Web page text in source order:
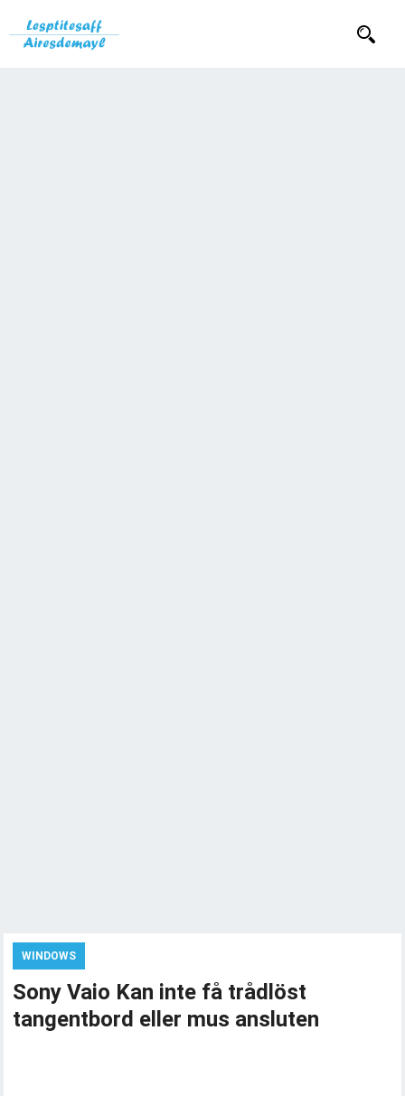
WINDOWS
Sony Vaio Kan inte få trådlöst
tangentbord eller mus ansluten